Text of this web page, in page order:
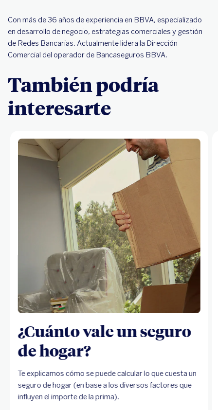
Con más de 36 años de experiencia en BBVA, especializado
en desarrollo de negocio, estrategias comerciales y gestión
de Redes Bancarias. Actualmente lidera la Dirección
Comercial del operador de Bancaseguros BBVA.
También podría
interesarte
¿Cuánto vale un seguro
de hogar?
Te explicamos cómo se puede calcular lo que cuesta un
seguro de hogar (en base a los diversos factores que
influyen el importe de la prima).